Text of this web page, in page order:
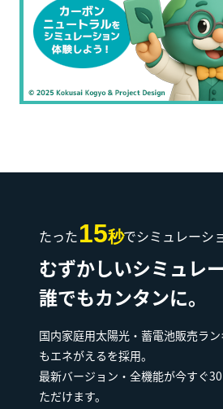
たった15秒でシミュレーシ
むずかしいシミュレ
誰でもカンタンに。
国内家庭用太陽光・蓄電池販売ラ
もエネがえるを採用。
最新バージョン・全機能が今すぐ
ただけます。